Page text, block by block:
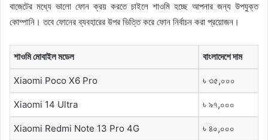
বাজেটের মধ্যে ভালো ফোন ক্রয় করতে চাইলে শাওমি হচ্ছে আপনার জন্য উপযুক্ত
কোম্পানি। তবে ফোনের ব্যবহারের উপর ভিত্তি করে ফোন নির্বাচন করা প্রয়োজন।
শাওমি মোবাইল মডেল বাংলাদেশে দাম
Xiaomi Poco X6 Pro ৳ ৩৫,০০০
Xiaomi 14 Ultra ৳ ৯৭,০০০
Xiaomi Redmi Note 13 Pro 4G ৳ ৪০,০০০